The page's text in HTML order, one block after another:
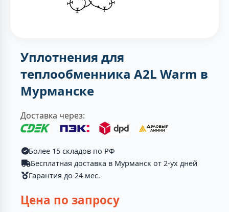
Уплотнения для
теплообменника A2L Warm в
Мурманске
Доставка через:
Более 15 складов по РФ
Бесплатная доставка в Мурманск от 2-ух дней
Гарантия до 24 мес.
Цена по запросу